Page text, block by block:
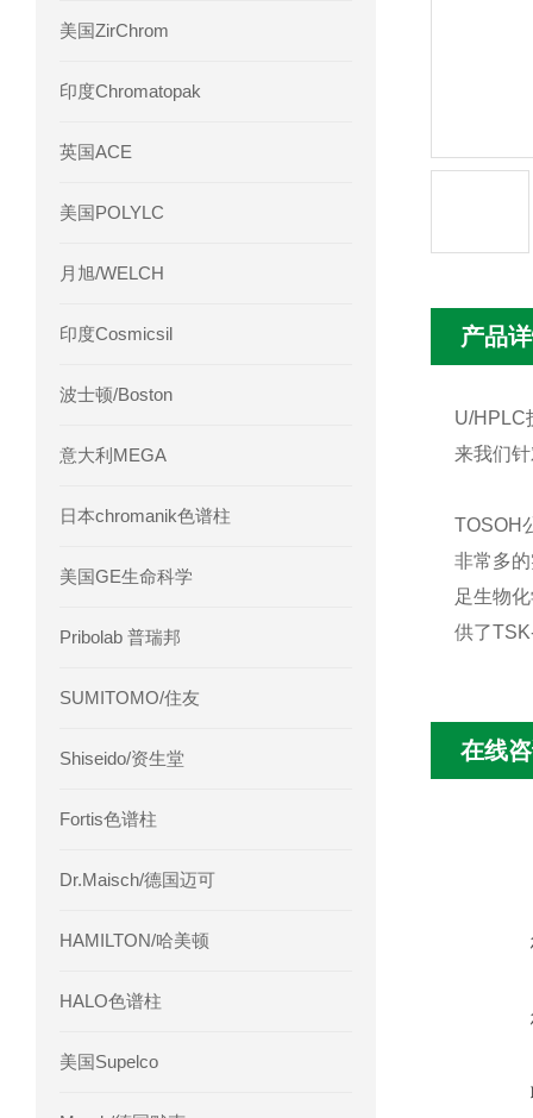
美国ZirChrom
印度Chromatopak
英国ACE
美国POLYLC
月旭/WELCH
印度Cosmicsil
波士顿/Boston
意大利MEGA
日本chromanik色谱柱
美国GE生命科学
Pribolab 普瑞邦
SUMITOMO/住友
Shiseido/资生堂
Fortis色谱柱
Dr.Maisch/德国迈可
HAMILTON/哈美顿
HALO色谱柱
美国Supelco
产品
U/HPLC
来我们
TOSOH
非常多
足生物
供了
在线